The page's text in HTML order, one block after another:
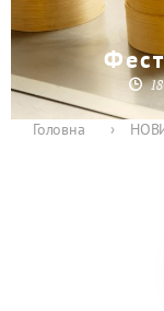
Головна ›